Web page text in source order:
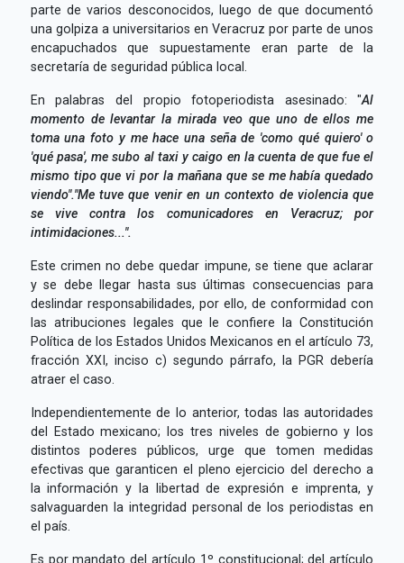
parte de varios desconocidos, luego de que documentó
una golpiza a universitarios en Veracruz por parte de unos
encapuchados que supuestamente eran parte de la
secretaría de seguridad pública local.
En palabras del propio fotoperiodista asesinado: "Al
momento de levantar la mirada veo que uno de ellos me
toma una foto y me hace una seña de 'como qué quiero' o
'qué pasa', me subo al taxi y caigo en la cuenta de que fue el
mismo tipo que vi por la mañana que se me había quedado
viendo"."Me tuve que venir en un contexto de violencia que
se vive contra los comunicadores en Veracruz; por
intimidaciones...".
Este crimen no debe quedar impune, se tiene que aclarar
y se debe llegar hasta sus últimas consecuencias para
deslindar responsabilidades, por ello, de conformidad con
las atribuciones legales que le confiere la Constitución
Política de los Estados Unidos Mexicanos en el artículo 73,
fracción XXI, inciso c) segundo párrafo, la PGR debería
atraer el caso.
Independientemente de lo anterior, todas las autoridades
del Estado mexicano; los tres niveles de gobierno y los
distintos poderes públicos, urge que tomen medidas
efectivas que garanticen el pleno ejercicio del derecho a
la información y la libertad de expresión e imprenta, y
salvaguarden la integridad personal de los periodistas en
el país.
Es por mandato del artículo 1º constitucional; del artículo